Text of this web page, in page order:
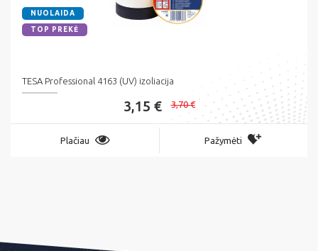
NUOLAIDA
TOP PREKĖ
TESA Professional 4163 (UV) izoliacija
3,15 € 3,70 €
Plačiau Pažymėti